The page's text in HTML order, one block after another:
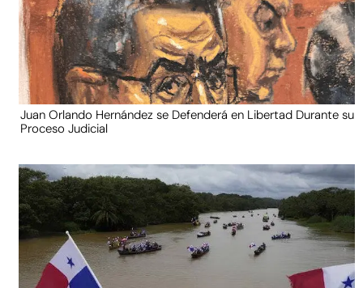
Juan Orlando Hernández se Defenderá en Libertad Durante su
Proceso Judicial